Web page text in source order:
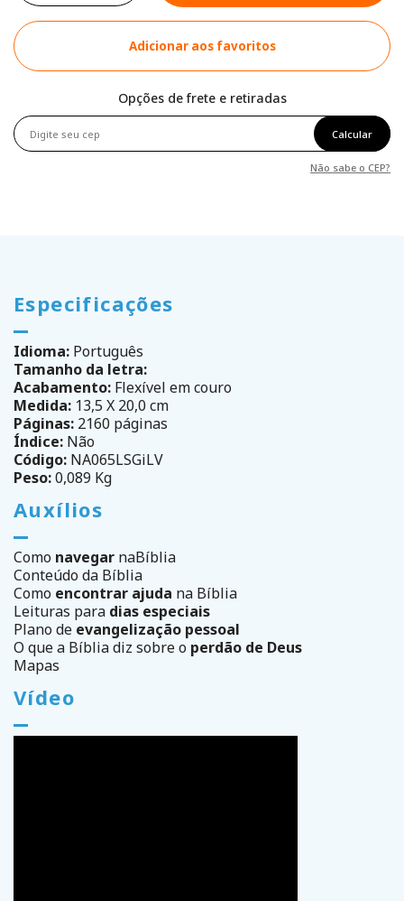
Adicionar aos favoritos
Opções de frete e retiradas
Calcular
Não sabe o CEP?
Especificações
Idioma: Português
Tamanho da letra:
Acabamento: Flexível em couro
Medida: 13,5 X 20,0 cm
Páginas: 2160 páginas
Índice: Não
Código: NA065LSGiLV
Peso:0,089 Kg
Auxílios
Como navegar naBíblia
Conteúdo da Bíblia
Como encontrar ajuda na Bíblia
Leituras para dias especiais
Plano de evangelização pessoal
O que a Bíblia diz sobre o perdão de Deus
Mapas
Vídeo